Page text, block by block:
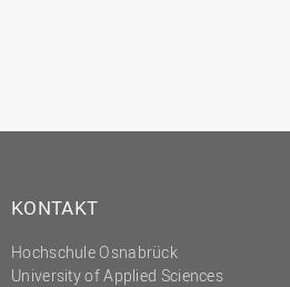
KONTAKT
Hochschule Osnabrück
University of Applied Sciences